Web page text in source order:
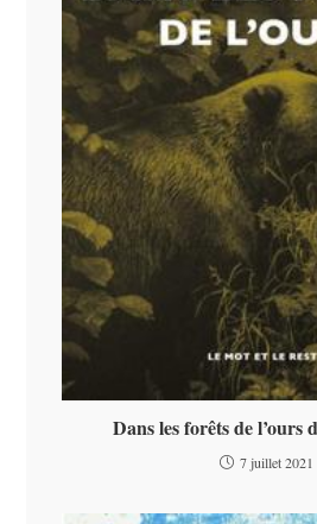
Dans les forêts de l’ours
7 juillet 2021